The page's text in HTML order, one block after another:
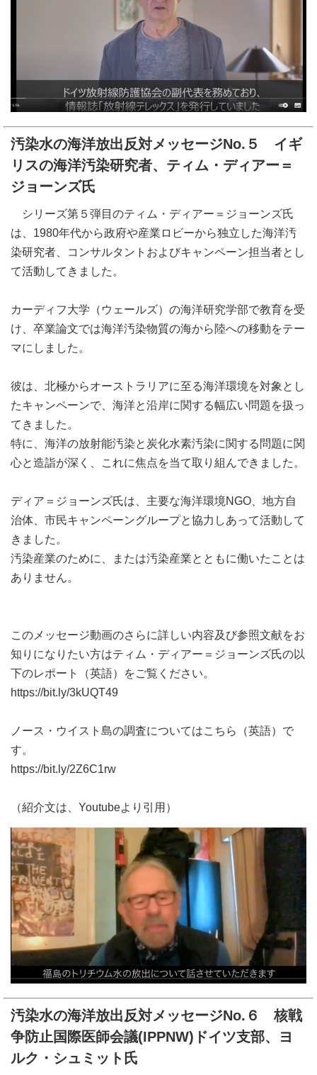
汚染水の海洋放出反対メッセージNo.５ イギ
リスの海洋汚染研究者、ティム・ディアー＝
ジョーンズ氏
シリーズ第５弾目のティム・ディアー＝ジョーンズ氏
は、1980年代から政府や産業ロビーから独立した海洋汚
染研究者、コンサルタントおよびキャンペーン担当者とし
て活動してきました。
カーディフ大学（ウェールズ）の海洋研究学部で教育を受
け、卒業論文では海洋汚染物質の海から陸への移動をテー
マにしました。
彼は、北極からオーストラリアに至る海洋環境を対象とし
たキャンペーンで、海洋と沿岸に関する幅広い問題を扱っ
てきました。
特に、海洋の放射能汚染と炭化水素汚染に関する問題に関
心と造詣が深く、これに焦点を当て取り組んできました。
ディア＝ジョーンズ氏は、主要な海洋環境NGO、地方自
治体、市民キャンペーングループと協力しあって活動して
きました。
汚染産業のために、または汚染産業とともに働いたことは
ありません。
このメッセージ動画のさらに詳しい内容及び参照文献をお
知りになりたい方はティム・ディアー＝ジョーンズ氏の以
下のレポート（英語）をご覧ください。
https://bit.ly/3kUQT49
ノース・ウイスト島の調査についてはこちら（英語）で
す。
https://bit.ly/2Z6C1rw
（紹介文は、Youtubeより引用）
汚染水の海洋放出反対メッセージNo.６ 核戦
争防止国際医師会議(IPPNW)ドイツ支部、ヨ
ルク・シュミット氏